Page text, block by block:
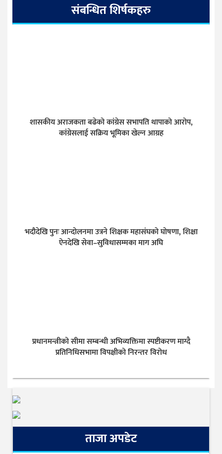
संबन्धित शिर्षकहरु
शासकीय अराजकता बढेको कांग्रेस सभापति थापाको आरोप,
कांग्रेसलाई सक्रिय भूमिका खेल्न आग्रह
भदौदेखि पुनः आन्दोलनमा उत्रने शिक्षक महासंघको घोषणा, शिक्षा
ऐनदेखि सेवा–सुविधासम्मका माग अघि
प्रधानमन्त्रीको सीमा सम्बन्धी अभिव्यक्तिमा स्पष्टीकरण माग्दै
प्रतिनिधिसभामा विपक्षीको निरन्तर विरोध
ताजा अपडेट